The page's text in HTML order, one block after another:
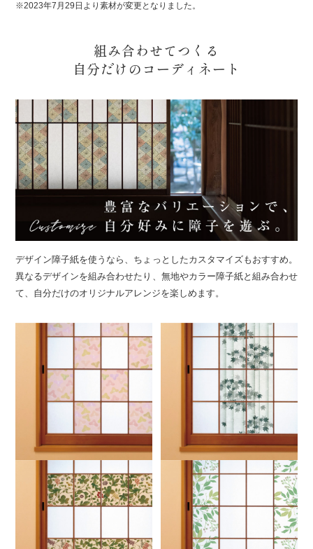
※2023年7月29日より素材が変更となりました。
組み合わせてつくる
自分だけのコーディネート
デザイン障子紙を使うなら、ちょっとしたカスタマイズもおすすめ。
異なるデザインを組み合わせたり、無地やカラー障子紙と組み合わせ
て、自分だけのオリジナルアレンジを楽しめます。